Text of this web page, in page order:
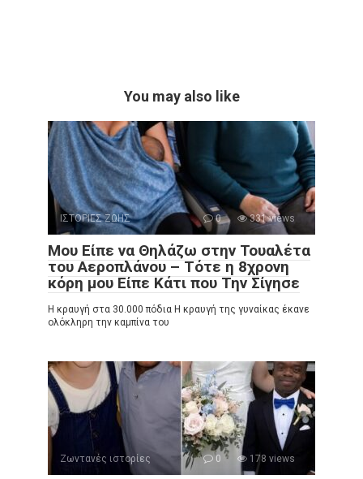
You may also like
ΙΣΤΟΡΙΕΣ ΖΩΗΣ 0 331 views
Μου Είπε να Θηλάζω στην Τουαλέτα
του Αεροπλάνου – Τότε η 8χρονη
κόρη μου Είπε Κάτι που Την Σίγησε
Η κραυγή στα 30.000 πόδια Η κραυγή της γυναίκας έκανε
ολόκληρη την καμπίνα του
Ζωντανές ιστορίες 0 178 views